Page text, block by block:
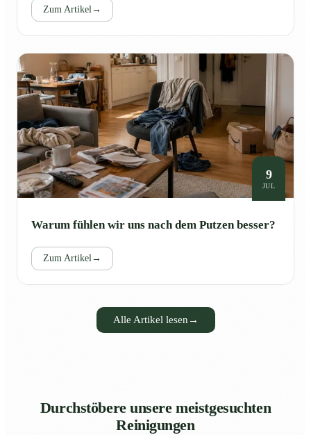
Zum Artikel→
9
JUL
Warum fühlen wir uns nach dem Putzen besser?
Zum Artikel→
Alle Artikel lesen →
Durchstöbere unsere meistgesuchten
Reinigungen